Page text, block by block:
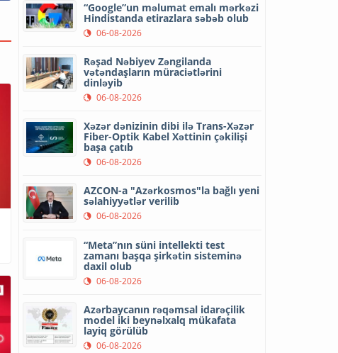
“Google”un məlumat emalı mərkəzi
Hindistanda etirazlara səbəb olub
06-08-2026
Rəşad Nəbiyev Zəngilanda
vətəndaşların müraciətlərini
dinləyib
06-08-2026
Xəzər dənizinin dibi ilə Trans-Xəzər
Fiber-Optik Kabel Xəttinin çəkilişi
başa çatıb
06-08-2026
AZCON-a "Azərkosmos"la bağlı yeni
səlahiyyətlər verilib
06-08-2026
“Meta”nın süni intellekti test
zamanı başqa şirkətin sisteminə
daxil olub
06-08-2026
Azərbaycanın rəqəmsal idarəçilik
model iki beynəlxalq mükafata
layiq görülüb
06-08-2026